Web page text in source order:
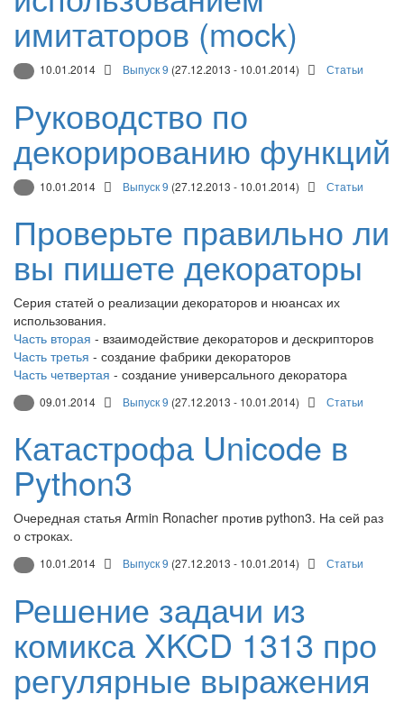
имитаторов (mock)
10.01.2014 Выпуск 9 (27.12.2013 - 10.01.2014) Статьи
Руководство по
декорированию функций
10.01.2014 Выпуск 9 (27.12.2013 - 10.01.2014) Статьи
Проверьте правильно ли
вы пишете декораторы
Серия статей о реализации декораторов и нюансах их
использования.
Часть вторая - взаимодействие декораторов и дескрипторов
Часть третья - создание фабрики декораторов
Часть четвертая - создание универсального декоратора
09.01.2014 Выпуск 9 (27.12.2013 - 10.01.2014) Статьи
Катастрофа Unicode в
Python3
Очередная статья Armin Ronacher против python3. На сей раз
о строках.
10.01.2014 Выпуск 9 (27.12.2013 - 10.01.2014) Статьи
Решение задачи из
комикса XKCD 1313 про
регулярные выражения